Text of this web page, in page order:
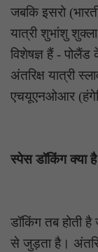
जबकि इसरो
यात्री शुभांशु
विशेषज्ञ हैं - पोलैंड
अंतरिक्ष यात्री
एचयूएनओआर
स्पेस डॉकिंग क्या है
डॉकिंग तब होती
से जुड़ता है।